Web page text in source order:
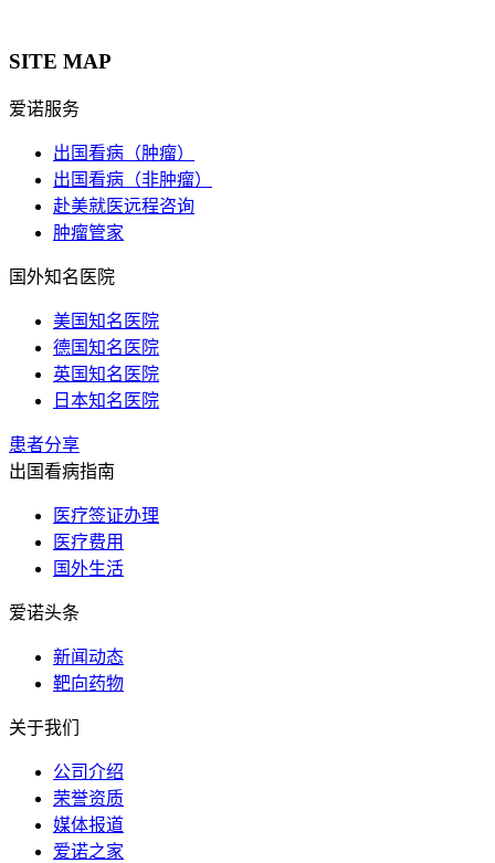
SITE MAP
爱诺服务
出国看病（肿瘤）
出国看病（非肿瘤）
赴美就医远程咨询
肿瘤管家
国外知名医院
美国知名医院
德国知名医院
英国知名医院
日本知名医院
患者分享
出国看病指南
医疗签证办理
医疗费用
国外生活
爱诺头条
新闻动态
靶向药物
关于我们
公司介绍
荣誉资质
媒体报道
爱诺之家